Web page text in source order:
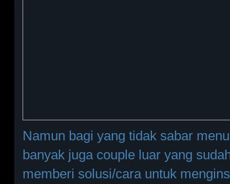
Namun bagi yang tidak sabar
banyak juga couple luar yang
memberi solusi/cara untuk